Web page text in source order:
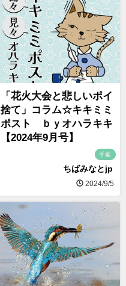
「花火大会と悲しいポイ
捨て」コラム☆キキミミ
ポスト ｂｙオハラキキ
【2024年9月号】
千葉
ちばみなとjp
2024/9/5